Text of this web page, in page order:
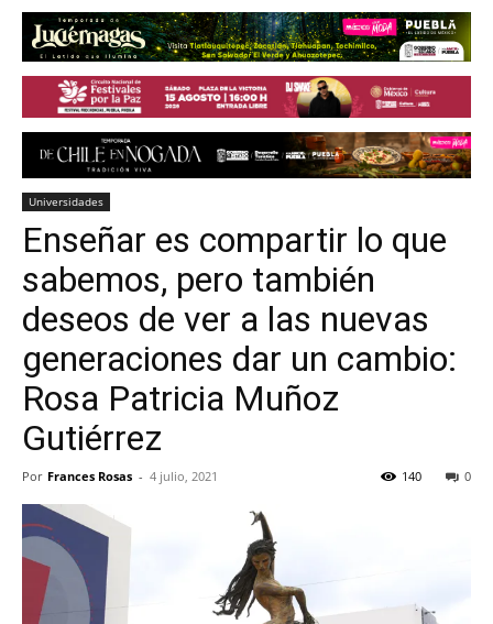
Universidades
Enseñar es compartir lo que
sabemos, pero también
deseos de ver a las nuevas
generaciones dar un cambio:
Rosa Patricia Muñoz
Gutiérrez
Por Frances Rosas - 4 julio, 2021 0
140